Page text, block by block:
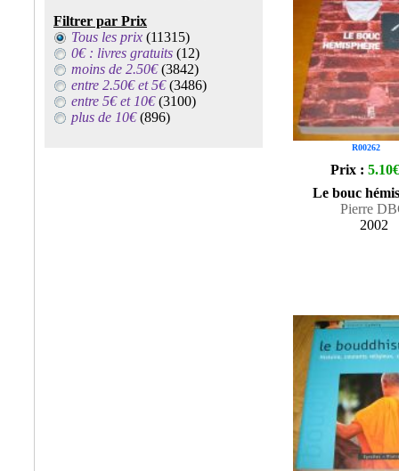
Filtrer par Prix
Tous les prix (11315)
0€ : livres gratuits (12)
moins de 2.50€(3842)
entre 2.50€ et 5€(3486)
entre 5€ et 10€(3100)
plus de 10€(896)
R00262
Prix : 5.10€
Le bouc
Pierre
2002